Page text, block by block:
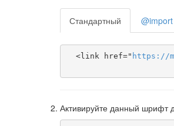
Стандартный @import
  <link href="
https ://
Активируйте данный шрифт